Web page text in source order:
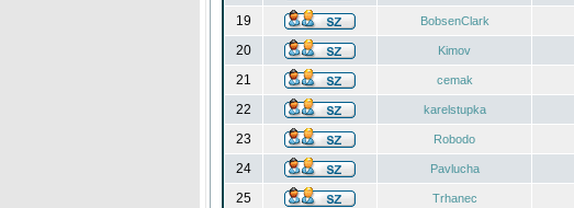
19
BobsenClark
20
Kimov
21
cemak
22
karelstupka
23
Robodo
24
Pavlucha
25
Trhanec